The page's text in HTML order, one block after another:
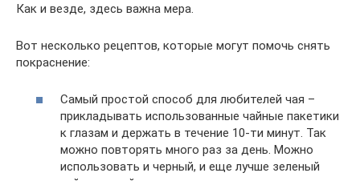
Как и везде, здесь важна мера.
Вот несколько рецептов, которые могут помочь снять
покраснение:
Самый простой способ для любителей чая –
прикладывать использованные чайные пакетики
к глазам и держать в течение 10-ти минут. Так
можно повторять много раз за день. Можно
использовать и черный, и еще лучше зеленый